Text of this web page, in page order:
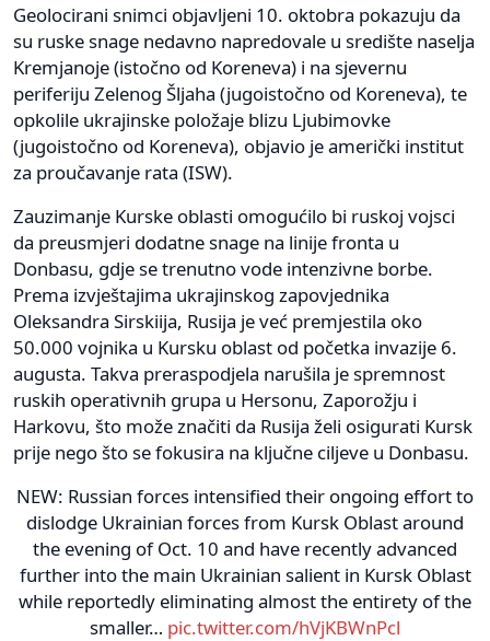
Geolocirani snimci objavljeni 10. oktobra pokazuju da
su ruske snage nedavno napredovale u središte naselja
Kremjanoje (istočno od Koreneva) i na sjevernu
periferiju Zelenog Šljaha (jugoistočno od Koreneva), te
opkolile ukrajinske položaje blizu Ljubimovke
(jugoistočno od Koreneva), objavio je američki institut
za proučavanje rata (ISW).
Zauzimanje Kurske oblasti omogućilo bi ruskoj vojsci
da preusmjeri dodatne snage na linije fronta u
Donbasu, gdje se trenutno vode intenzivne borbe.
Prema izvještajima ukrajinskog zapovjednika
Oleksandra Sirskiija, Rusija je već premjestila oko
50.000 vojnika u Kursku oblast od početka invazije 6.
augusta. Takva preraspodjela narušila je spremnost
ruskih operativnih grupa u Hersonu, Zaporožju i
Harkovu, što može značiti da Rusija želi osigurati Kursk
prije nego što se fokusira na ključne ciljeve u Donbasu.
NEW: Russian forces intensified their ongoing effort to
dislodge Ukrainian forces from Kursk Oblast around
the evening of Oct. 10 and have recently advanced
further into the main Ukrainian salient in Kursk Oblast
while reportedly eliminating almost the entirety of the
smaller… pic.twitter.com/hVjKBWnPcl